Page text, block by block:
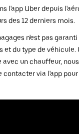
l'app Uber depuis
des 12 derniers mois.
n'est pas
et du type de véhicule.
un chauffeur,
contacter via l'app